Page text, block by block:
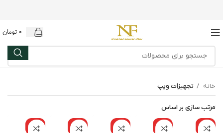
0 تومان
خانه تجهیزات ویپ
مرتب سازی بر اساس
نامو
جود
نامو
جود
نامو
جود
نامو
جود
نامو
جود